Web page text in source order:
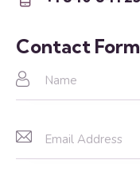
m
on
e:
Contact Form